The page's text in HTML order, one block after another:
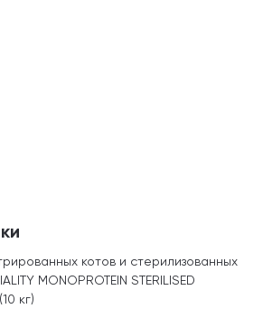
котов и стерилизованных
MONOPROTEIN STERILISED
кг)